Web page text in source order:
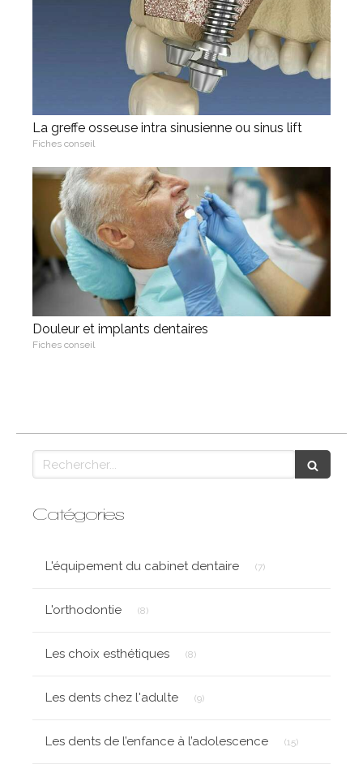
La greffe osseuse intra sinusienne ou sinus lift
Fiches conseil
Douleur et implants dentaires
Fiches conseil
Rechercher
Catégories
L'équipement du cabinet dentaire (7)
L'orthodontie (8)
Les choix esthétiques (8)
Les dents chez l'adulte (9)
Les dents de l’enfance à l’adolescence (15)